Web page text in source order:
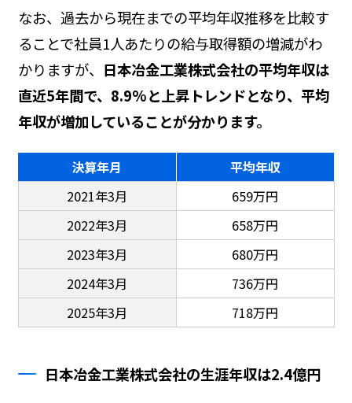
なお、過去から現在までの平均年収推移を比較す
ることで社員1人あたりの給与取得額の増減がわ
かりますが、 日本冶金工業株式会社の平均年収は
直近5年間で、8.9%と上昇トレンドとなり、平均
年収が増加していることが分かります。
決算年月
平均年収
2021年3月
659万円
2022年3月
658万円
2023年3月
680万円
2024年3月
736万円
2025年3月
718万円
日本冶金工業株式会社の生涯年収は2.4億円